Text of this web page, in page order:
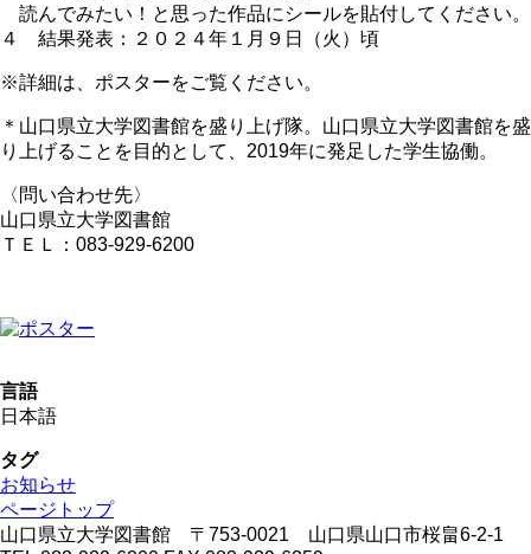
読んでみたい！と思った作品にシールを貼付してください。
４ 結果発表：２０２４年１月９日（火）頃
※詳細は、ポスターをご覧ください。
＊山口県立大学図書館を盛り上げ隊。山口県立大学図書館を盛
り上げることを目的として、2019年に発足した学生協働。
〈問い合わせ先〉
山口県立大学図書館
ＴＥＬ：083-929-6200
言語
日本語
タグ
お知らせ
ページトップ
山口県立大学図書館 〒753-0021 山口県山口市桜畠6-2-1